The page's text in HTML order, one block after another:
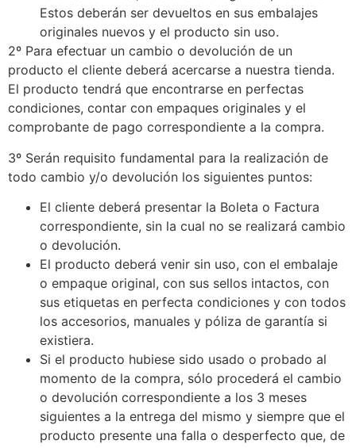
Estos deberán ser devueltos en sus embalajes
originales nuevos y el producto sin uso.
2º Para efectuar un cambio o devolución de un
producto el cliente deberá acercarse a nuestra tienda.
El producto tendrá que encontrarse en perfectas
condiciones, contar con empaques originales y el
comprobante de pago correspondiente a la compra.
3º Serán requisito fundamental para la realización de
todo cambio y/o devolución los siguientes puntos:
El cliente deberá presentar la Boleta o Factura
correspondiente, sin la cual no se realizará cambio
o devolución.
El producto deberá venir sin uso, con el embalaje
o empaque original, con sus sellos intactos, con
sus etiquetas en perfecta condiciones y con todos
los accesorios, manuales y póliza de garantía si
existiera.
Si el producto hubiese sido usado o probado al
momento de la compra, sólo procederá el cambio
o devolución correspondiente a los 3 meses
siguientes a la entrega del mismo y siempre que el
producto presente una falla o desperfecto que, de